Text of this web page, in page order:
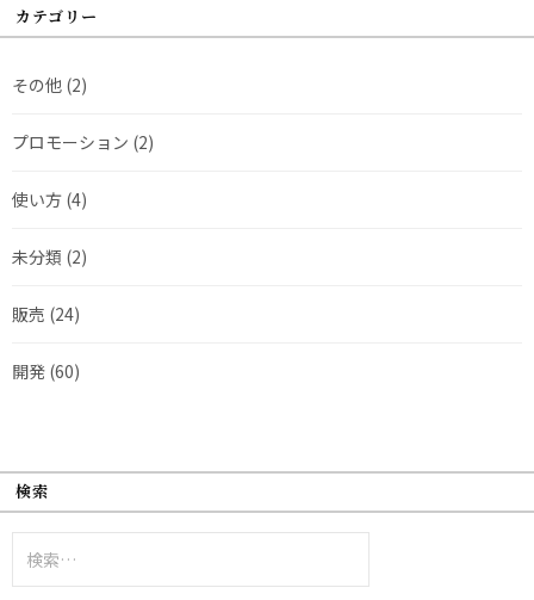
カテゴリー
その他 (2)
プロモーション (2)
使い方 (4)
未分類 (2)
販売 (24)
開発 (60)
検索
索: